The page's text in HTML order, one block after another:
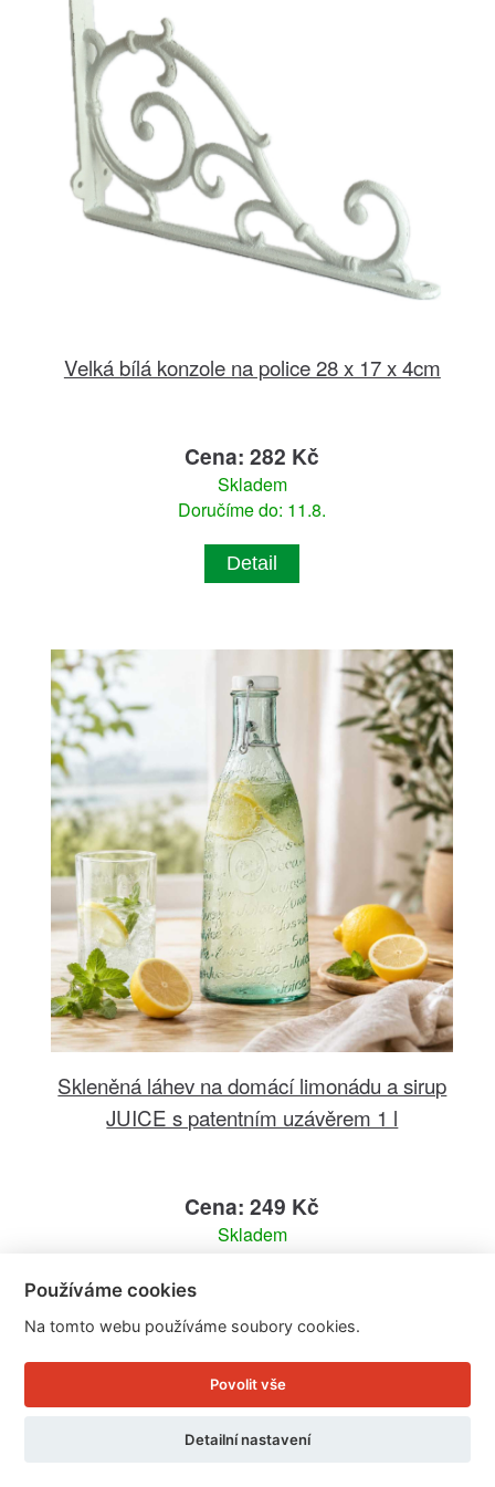
Velká bílá konzole na police 28 x 17 x 4cm
Cena: 282 Kč
Skladem
Doručíme do: 11.8.
Detail
Skleněná láhev na domácí limonádu a sirup
JUICE s patentním uzávěrem 1 l
Cena: 249 Kč
Skladem
Používáme cookies
Na tomto webu používáme soubory cookies.
Povolit vše
Detailní nastavení